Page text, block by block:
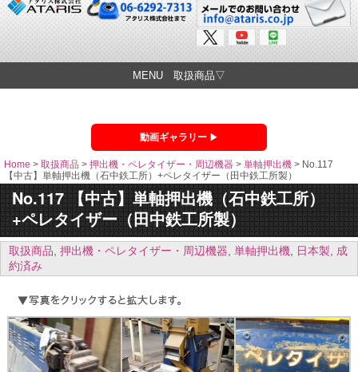
MENU 取扱商品▽
動画ギャラリー
Home > 取扱商品 > 押出機・ペレタイザー・周辺機器 > 単軸押出機 > No.117
【中古】単軸押出機（石中鉄工所）+ペレタイザー（田中鉄工所製）
No.117 【中古】単軸押出機（石中鉄工所）
+ペレタイザー（田中鉄工所製）
取扱商品, 押出機・ペレタイザー・周辺機器, 単軸押出機, 日本製, 成
約済み